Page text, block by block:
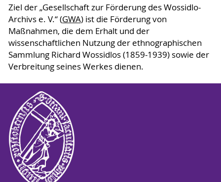
Ziel der „Gesellschaft zur Förderung des Wossidlo-
Archivs e. V.“ (GWA) ist die Förderung von
Maßnahmen, die dem Erhalt und der
wissenschaftlichen Nutzung der ethnographischen
Sammlung Richard Wossidlos (1859-1939) sowie der
Verbreitung seines Werkes dienen.